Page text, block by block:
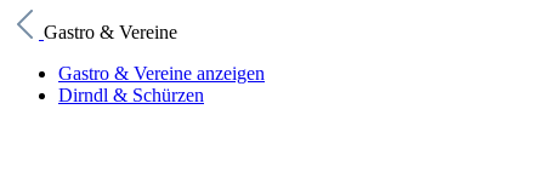
Gastro & Vereine
Gastro & Vereine anzeigen
Dirndl & Schürzen